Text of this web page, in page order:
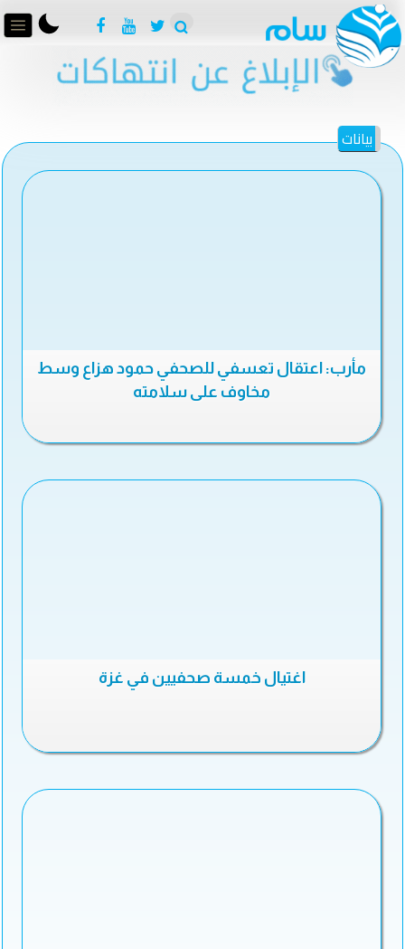
بيانات
مأرب: اعتقال تعسفي للصحفي حمود هزاع وسط
مخاوف على سلامته
اغتيال خمسة صحفيين في غزة